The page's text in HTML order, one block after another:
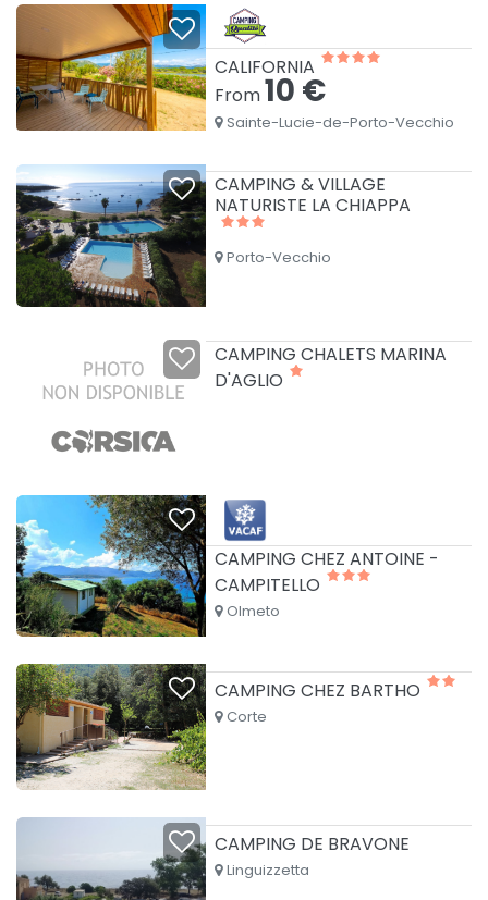
CALIFORNIA
From10 €
Sainte-Lucie-de-Porto-Vecchio
CAMPING & VILLAGE
NATURISTE LA CHIAPPA
Porto-Vecchio
CAMPING CHALETS MARINA
D'AGLIO
CAMPING CHEZ ANTOINE -
CAMPITELLO
Olmeto
CAMPING CHEZ BARTHO
Corte
CAMPING DE BRAVONE
Linguizzetta